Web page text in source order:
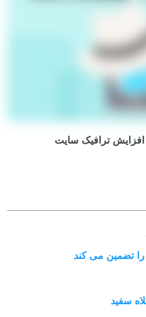
تضمین می کند
سفید